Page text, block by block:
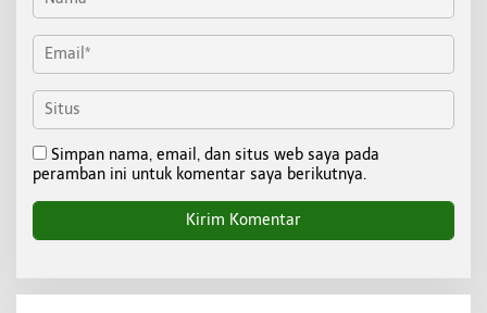
Simpan nama, email, dan situs web saya pada
peramban ini untuk komentar saya berikutnya.